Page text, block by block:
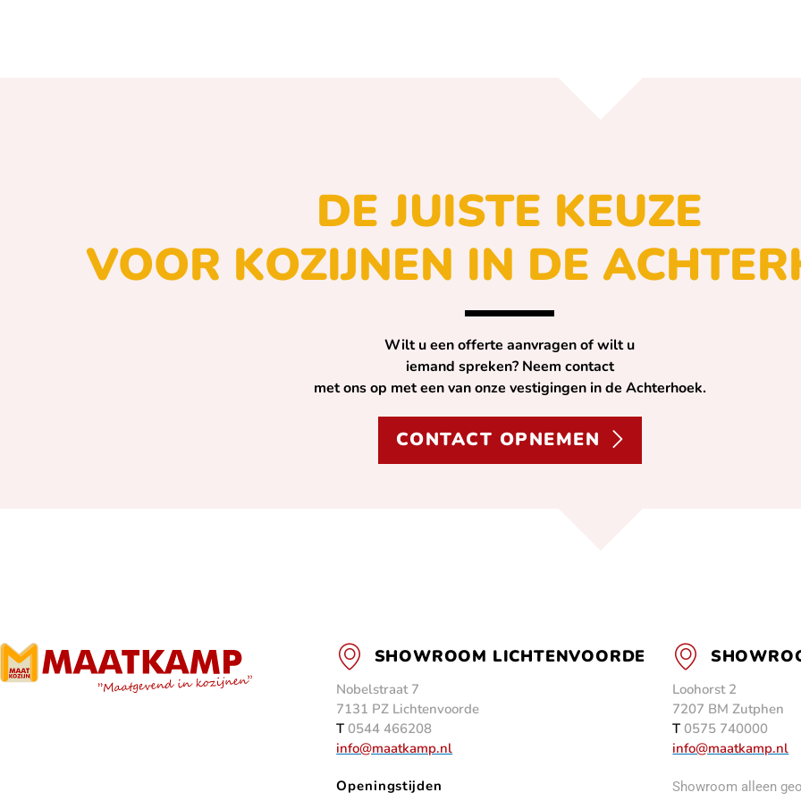
DE JUISTE KEUZE
VOOR KOZIJNEN IN DE
Wilt u een offerte aanvragen of wilt u
iemand spreken? Neem contact
met ons op met een van onze vestigingen in de Achterhoek.
CONTACT OPNEMEN
SHOWROOM LICHTENVOORDE
Nobelstraat 7
7131 PZ Lichtenvoorde
T 0544 466208
info@maatkamp.nl
Openingstijden
Loohorst 2
7207 BM Zutphen
T 0575 740000
info@maatkamp.nl
Showroom alleen